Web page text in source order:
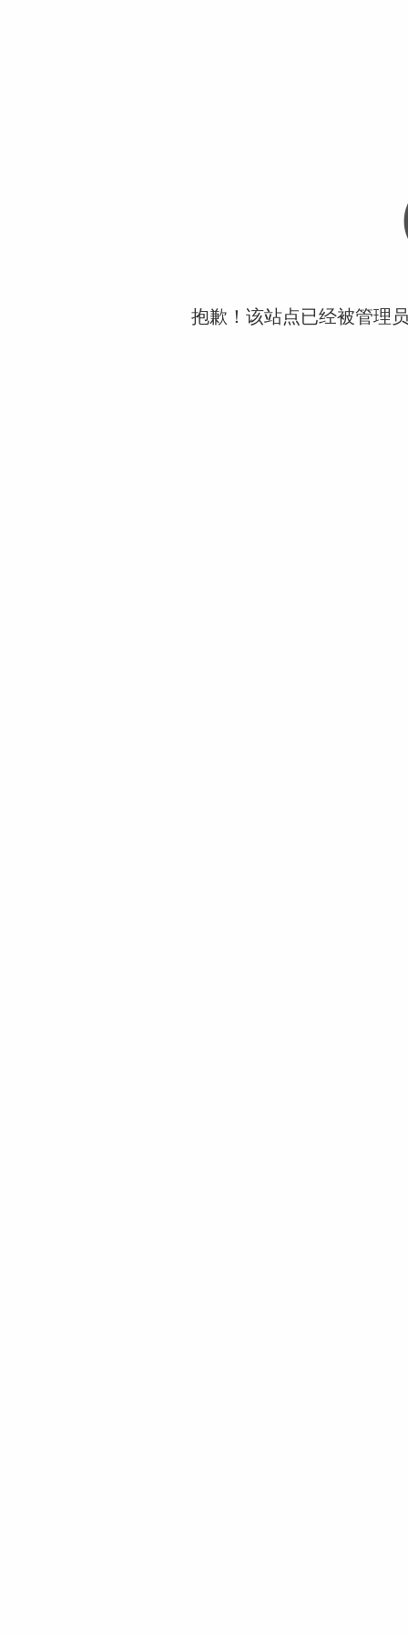
抱歉！该站点已经被管理